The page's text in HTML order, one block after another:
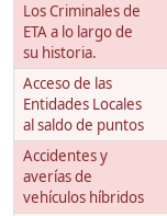
Los Criminales de
ETA a lo largo de
su historia.
Acceso de las
Entidades Locales
al saldo de puntos
Accidentes y
averías de
vehículos híbridos